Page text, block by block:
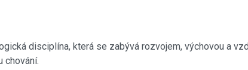
disciplína, která se zabývá rozvojem, výchovou a
chování.